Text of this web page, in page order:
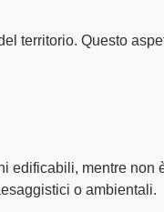
territorio. Questo
edificabili, mentre non
o ambientali.